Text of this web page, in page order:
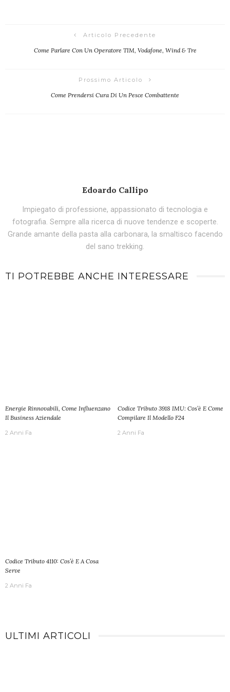
Articolo Precedente
Come Parlare Con Un Operatore TIM, Vodafone, Wind & Tre
Prossimo Articolo
Come Prendersi Cura Di Un Pesce Combattente
Edoardo Callipo
Impiegato di professione, appassionato di tecnologia e
fotografia. Sempre alla ricerca di nuove tendenze e scoperte.
Grande amante della pasta alla carbonara, la smaltisco facendo
del sano trekking.
TI POTREBBE ANCHE INTERESSARE
Energie Rinnovabili, Come Influenzano
Il Business Aziendale
2 Anni Fa
Codice Tributo 3918 IMU: Cos’è E Come
Compilare Il Modello F24
2 Anni Fa
Codice Tributo 4110: Cos’è E A Cosa
Serve
2 Anni Fa
ULTIMI ARTICOLI